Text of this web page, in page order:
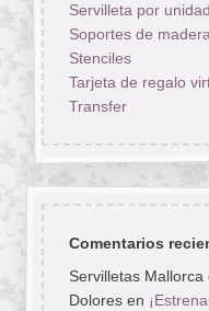
Servilleta por unidad
Soportes de
Stenciles
Tarjeta de regalo
Transfer
Comentarios
Servilletas Mallorca
Doloresen